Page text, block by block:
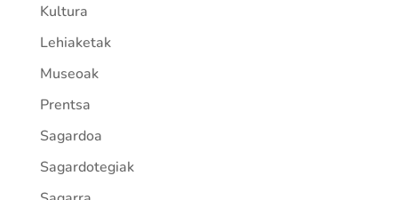
Kultura
Lehiaketak
Museoak
Prentsa
Sagardoa
Sagardotegiak